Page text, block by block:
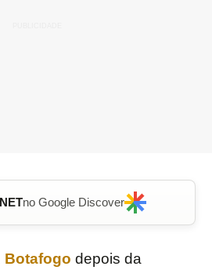
no Google Discover
Botafogo depois da